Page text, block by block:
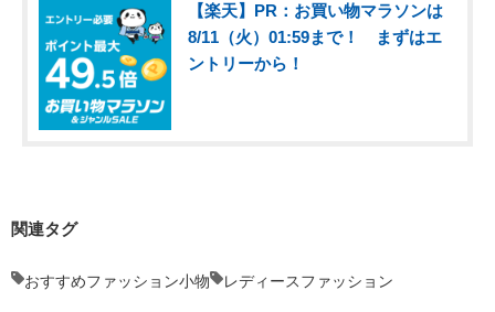
【楽天】PR：お買い物マラソンは
8/11（火）01:59まで！ まずはエ
ントリーから！
関連タグ
おすすめファッション小物 レディースファッション